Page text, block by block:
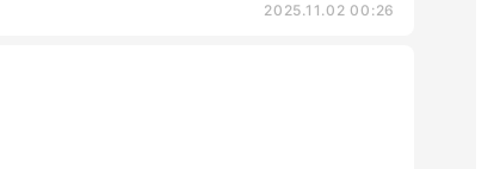
2025.11.02 00:26